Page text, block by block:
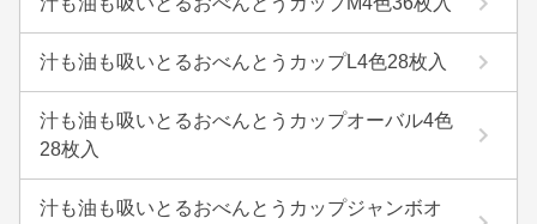
汁も油も吸いとるおべんとうカップL4色28枚入
汁も油も吸いとるおべんとうカップオーバル4色
28枚入
汁も油も吸いとるおべんとうカップジャンボオ